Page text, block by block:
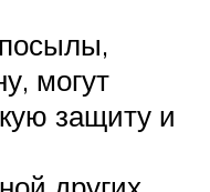
могут
защиту и